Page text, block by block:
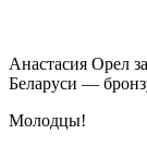
Анастасия Орел
Беларуси —
Молодцы!